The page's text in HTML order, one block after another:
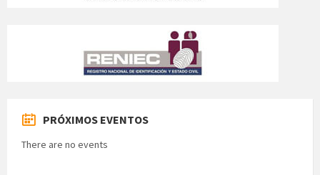
PRÓXIMOS EVENTOS
There are no events